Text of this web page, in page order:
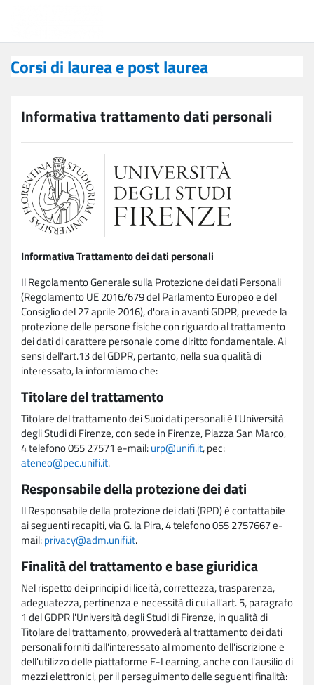
Corsi di laurea e post laurea
Informativa trattamento dati personali
Informativa Trattamento dei dati personali
Il Regolamento Generale sulla Protezione dei dati Personali
(Regolamento UE 2016/679 del Parlamento Europeo e del
Consiglio del 27 aprile 2016), d'ora in avanti GDPR, prevede la
protezione delle persone fisiche con riguardo al trattamento
dei dati di carattere personale come diritto fondamentale. Ai
sensi dell'art.13 del GDPR, pertanto, nella sua qualità di
interessato, la informiamo che:
Titolare del trattamento
Titolare del trattamento dei Suoi dati personali è l'Università
degli Studi di Firenze, con sede in Firenze, Piazza San Marco,
4 telefono 055 27571 e-mail:urp@unifi.it, pec:
ateneo@pec.unifi.it.
Responsabile della protezione dei dati
Il Responsabile della protezione dei dati (RPD) è contattabile
ai seguenti recapiti, via G. la Pira, 4 telefono 055 2757667 e-
mail:privacy@adm.unifi.it.
Finalità del trattamento e base giuridica
Nel rispetto dei principi di liceità, correttezza, trasparenza,
adeguatezza, pertinenza e necessità di cui all'art. 5, paragrafo
1 del GDPR l'Università degli Studi di Firenze, in qualità di
Titolare del trattamento, provvederà al trattamento dei dati
personali forniti dall'interessato al momento dell'iscrizione e
dell'utilizzo delle piattaforme E-Learning, anche con l'ausilio di
mezzi elettronici, per il perseguimento delle seguenti finalità: